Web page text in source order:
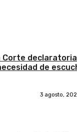
Corte
de
3 agosto,